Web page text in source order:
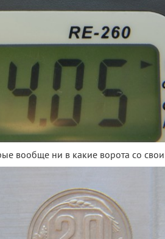
вообще ни в какие ворота со